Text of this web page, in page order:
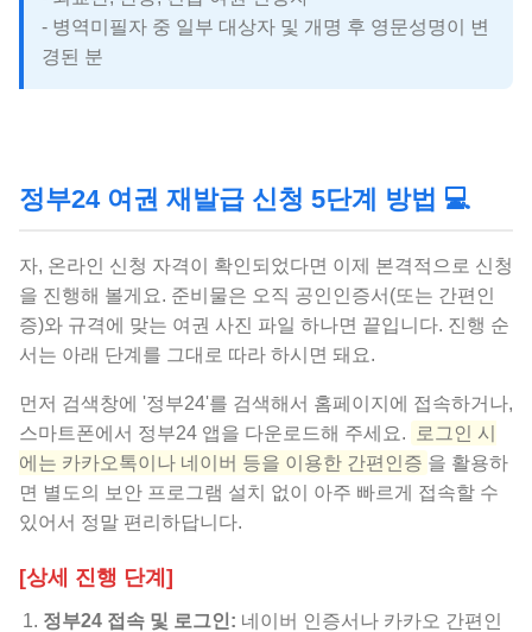
- 병역미필자 중 일부 대상자 및 개명 후 영문성명이 변
경된 분
정부24 여권 재발급 신청 5단계 방법 💻
자, 온라인 신청 자격이 확인되었다면 이제 본격적으로 신청
을 진행해 볼게요. 준비물은 오직 공인인증서(또는 간편인
증)와 규격에 맞는 여권 사진 파일 하나면 끝입니다. 진행 순
서는 아래 단계를 그대로 따라 하시면 돼요.
먼저 검색창에 '정부24'를 검색해서 홈페이지에 접속하거나,
스마트폰에서 정부24 앱을 다운로드해 주세요.
로그인 시
에는 카카오톡이나 네이버 등을 이용한 간편인증 을 활용하
면 별도의 보안 프로그램 설치 없이 아주 빠르게 접속할 수
있어서 정말 편리하답니다.
[상세 진행 단계]
정부24 접속 및 로그인: 네이버 인증서나 카카오 간편인